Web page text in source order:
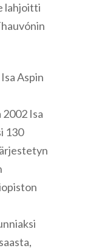
lahjoitti
Aspin
Isa
130